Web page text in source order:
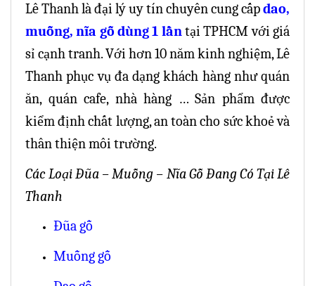
Lê Thanh là đại lý uy tín chuyên cung cấpdao,
muỗng, nĩa gỗ dùng 1 lầntại TPHCM với giá
sỉ cạnh tranh. Với hơn 10 năm kinh nghiệm, Lê
Thanh phục vụ đa dạng khách hàng như quán
ăn, quán cafe, nhà hàng … Sản phẩm được
kiểm định chất lượng, an toàn cho sức khoẻ và
thân thiện môi trường.
Các Loại Đũa – Muỗng – Nĩa Gỗ Đang Có Tại Lê
Thanh
Đũa gỗ
Muỗng gỗ